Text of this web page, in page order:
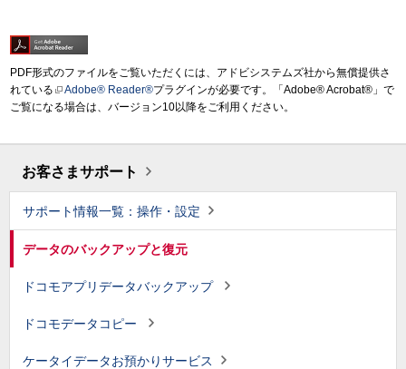
PDF形式のファイルをご覧いただくには、アドビシステムズ社から無償提供さ
れている
Adobe® Reader®プラグインが必要です。「Adobe® Acrobat®」で
ご覧になる場合は、バージョン10以降をご利用ください。
お客さまサポート
サポート情報一覧：操作・設定
データのバックアップと復元
ドコモアプリデータバックアップ
ドコモデータコピー
ケータイデータお預かりサービス